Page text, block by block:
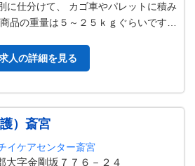
に仕分けて、 カゴ車やパレットに積み
品の重量は５～２５ｋｇぐらいです。
人の詳細を見る
）斎宮
イケアセンター斎宮
大字金剛坂７７６－２４